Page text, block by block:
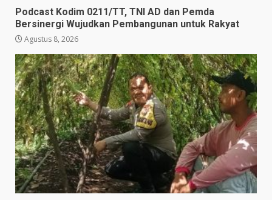
Podcast Kodim 0211/TT, TNI AD dan Pemda
Bersinergi Wujudkan Pembangunan untuk Rakyat
Agustus 8, 2026